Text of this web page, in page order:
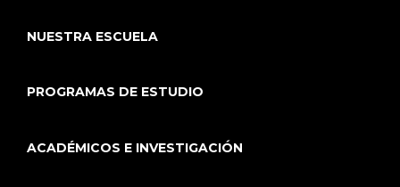
NUESTRA ESCUELA
PROGRAMAS DE ESTUDIO
ACADÉMICOS E INVESTIGACIÓN